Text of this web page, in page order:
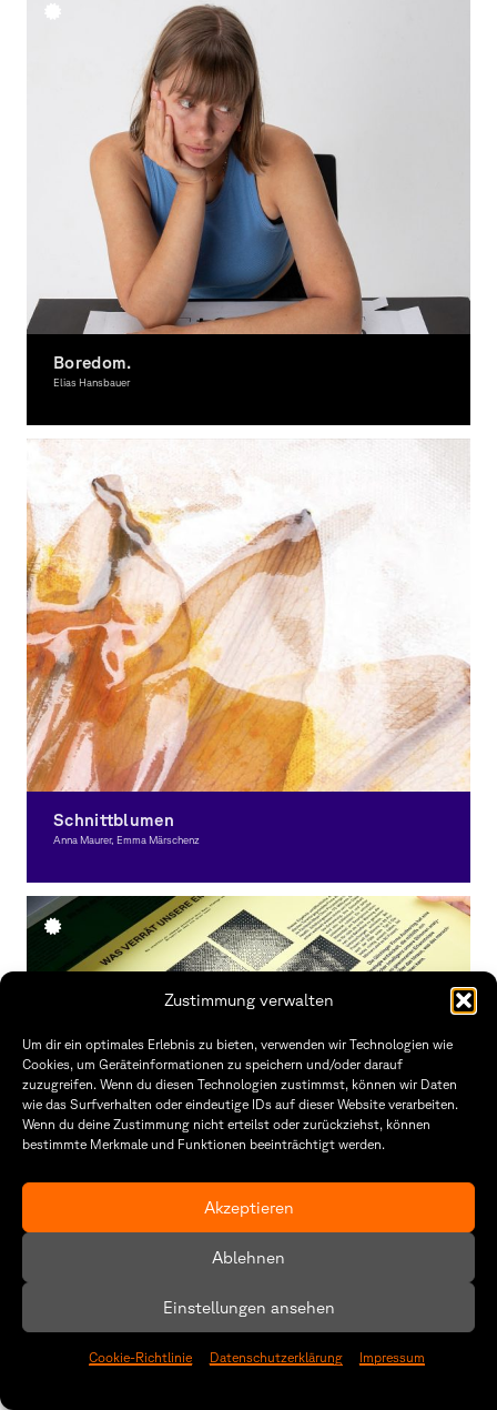
Zustimmung verwalten
Um dir ein optimales Erlebnis zu bieten, verwenden wir Technologien wie
Cookies, um Geräteinformationen zu speichern und/oder darauf
zuzugreifen. Wenn du diesen Technologien zustimmst, können wir Daten
wie das Surfverhalten oder eindeutige IDs auf dieser Website verarbeiten.
Wenn du deine Zustimmung nicht erteilst oder zurückziehst, können
bestimmte Merkmale und Funktionen beeinträchtigt werden.
Akzeptieren
Ablehnen
Einstellungen ansehen
Cookie-Richtlinie Datenschutzerklärung Impressum
Boredom.
Elias Hansbauer
Schnittblumen
Anna Maurer, Emma Märschenz
Grafikdesign, Interaktive Medien, Ausgezeichnet